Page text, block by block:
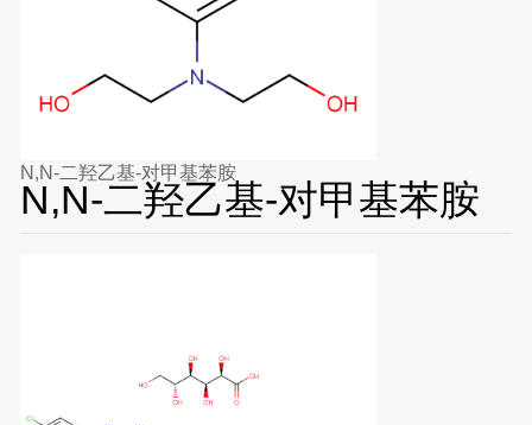
N,N-二羟乙基-对甲基苯胺
N,N-二羟乙基-对甲基苯胺